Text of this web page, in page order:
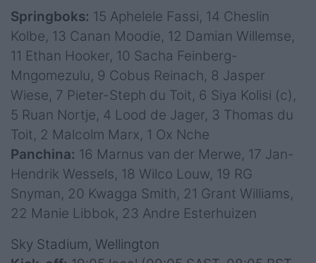
Springboks: 15 Aphelele Fassi, 14 Cheslin
Kolbe, 13 Canan Moodie, 12 Damian Willemse,
11 Ethan Hooker, 10 Sacha Feinberg-
Mngomezulu, 9 Cobus Reinach, 8 Jasper
Wiese, 7 Pieter-Steph du Toit, 6 Siya Kolisi (c),
5 Ruan Nortje, 4 Lood de Jager, 3 Thomas du
Toit, 2 Malcolm Marx, 1 Ox Nche
Panchina: 16 Marnus van der Merwe, 17 Jan-
Hendrik Wessels, 18 Wilco Louw, 19 RG
Snyman, 20 Kwagga Smith, 21 Grant Williams,
22 Manie Libbok, 23 Andre Esterhuizen
Sky Stadium, Wellington